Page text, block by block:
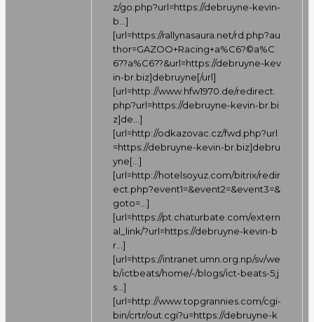
z/go.php?url=https://debruyne-kevin-
b… ]
[url=https://rallynasaura.net/rd.php?au
thor=GAZOO+Racing+a%C6?©a%C
6??a%C6??&url=https://debruyne-kev
in-br.biz]debruyne[/url]
[url=http://www.hfw1970.de/redirect.
php?url=https://debruyne-kevin-br.bi
z]de… ]
[url=http://odkazovac.cz/fwd.php?url
=https://debruyne-kevin-br.biz]debru
yne[… ]
[url=http://hotelsoyuz.com/bitrix/redir
ect.php?event1=&event2=&event3=&
goto=… ]
[url=https://pt.chaturbate.com/extern
al_link/?url=https://debruyne-kevin-b
r… ]
[url=https://intranet.umn.org.np/sv/we
b/ictbeats/home/-/blogs/ict-beats-5;j
s… ]
[url=http://www.topgrannies.com/cgi-
bin/crtr/out.cgi?u=https://debruyne-k